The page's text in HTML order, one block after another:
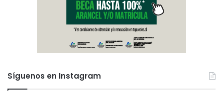
Síguenos en Instagram